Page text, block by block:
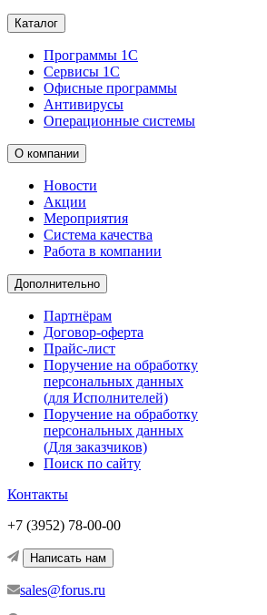
Каталог
Программы 1С
Сервисы 1С
Офисные программы
Антивирусы
Операционные системы
О компании
Новости
Акции
Мероприятия
Система качества
Работа в компании
Дополнительно
Партнёрам
Договор-оферта
Прайс-лист
Поручение на обработку
персональных данных
(для Исполнителей)
Поручение на обработку
персональных данных
(Для заказчиков)
Поиск по сайту
Контакты
+7 (3952) 78-00-00
Написать нам
sales@forus.ru